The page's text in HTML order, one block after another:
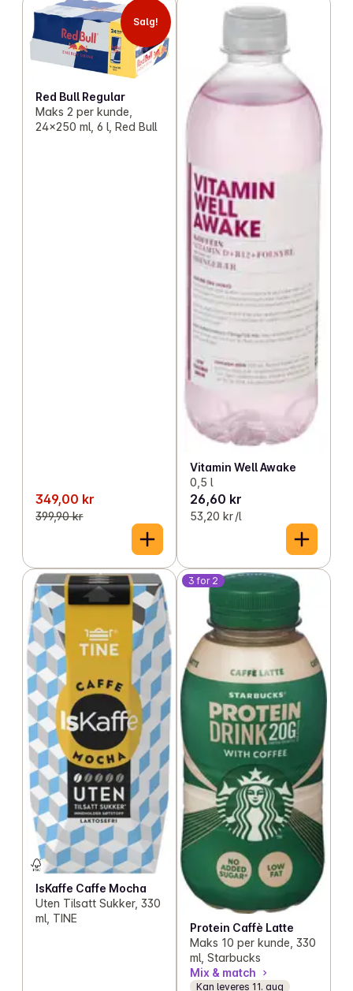
Salg!
Red Bull Regular
Maks 2 per kunde,
24x250 ml, 6 l, Red Bull
349,00 kr
399,90 kr
Vitamin Well Awake
0,5 l
26,60 kr
53,20 kr /l
IsKaffe Caffe Mocha
Uten Tilsatt Sukker, 330
ml, TINE
3 for 2
Protein Caffè Latte
Maks 10 per kunde, 330
ml, Starbucks
Mix & match
Kan leveres 11. aug